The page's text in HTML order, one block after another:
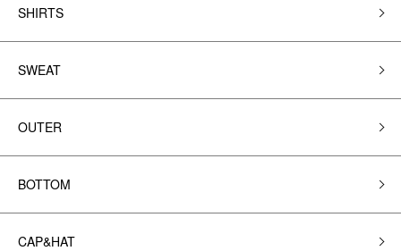
SHIRTS
SWEAT
OUTER
BOTTOM
CAP&HAT